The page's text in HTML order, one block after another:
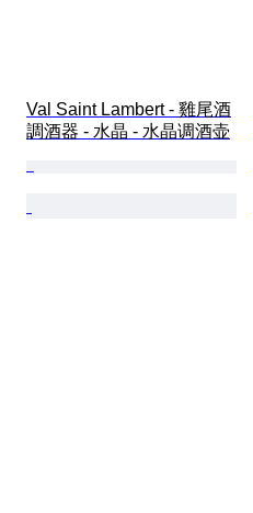
Val Saint Lambert - 雞尾酒
調酒器 - 水晶 - 水晶调酒壶